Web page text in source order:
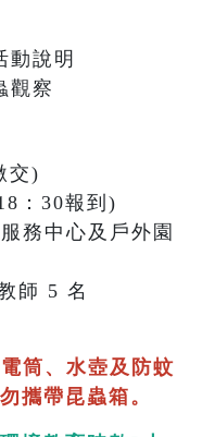
說明
察
交)
：30報到)
務中心及戶外園
師 5 名
筒、水壺及防蚊
攜帶昆蟲箱。